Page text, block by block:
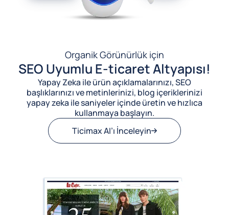
Organik Görünürlük için
SEO Uyumlu E-ticaret Altyapısı!
Yapay Zeka ile ürün açıklamalarınızı, SEO
başlıklarınızı ve metinlerinizi, blog içeriklerinizi
yapay zeka ile saniyeler içinde üretin ve hızlıca
kullanmaya başlayın.
Ticimax AI’ı İnceleyin